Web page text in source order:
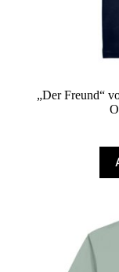
„Der Freund“